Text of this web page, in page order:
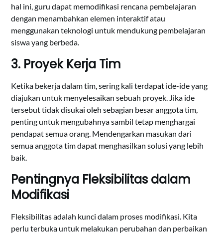
hal ini, guru dapat memodifikasi rencana pembelajaran
dengan menambahkan elemen interaktif atau
menggunakan teknologi untuk mendukung pembelajaran
siswa yang berbeda.
3. Proyek Kerja Tim
Ketika bekerja dalam tim, sering kali terdapat ide-ide yang
diajukan untuk menyelesaikan sebuah proyek. Jika ide
tersebut tidak disukai oleh sebagian besar anggota tim,
penting untuk mengubahnya sambil tetap menghargai
pendapat semua orang. Mendengarkan masukan dari
semua anggota tim dapat menghasilkan solusi yang lebih
baik.
Pentingnya Fleksibilitas dalam
Modifikasi
Fleksibilitas adalah kunci dalam proses modifikasi. Kita
perlu terbuka untuk melakukan perubahan dan perbaikan